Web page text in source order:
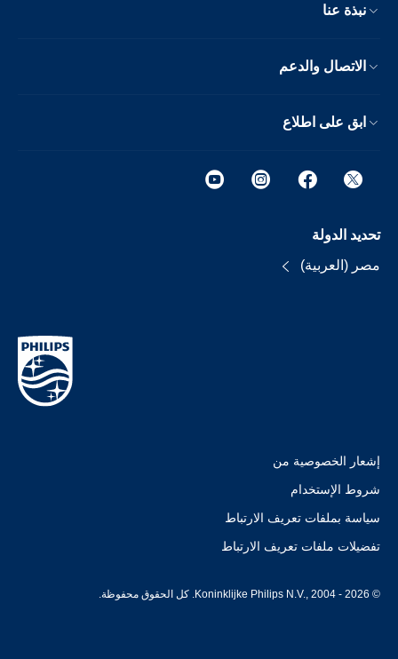
نبذة عنا
الاتصال والدعم
ابق على اطلاع
تحديد الدولة
مصر (العربية)
إشعار الخصوصية من
شروط الإستخدام
سياسة بملفات تعريف الارتباط
تفضيلات ملفات تعريف الارتباط
© Koninklijke Philips N.V., 2004 - 2026. كل الحقوق محفوظة.